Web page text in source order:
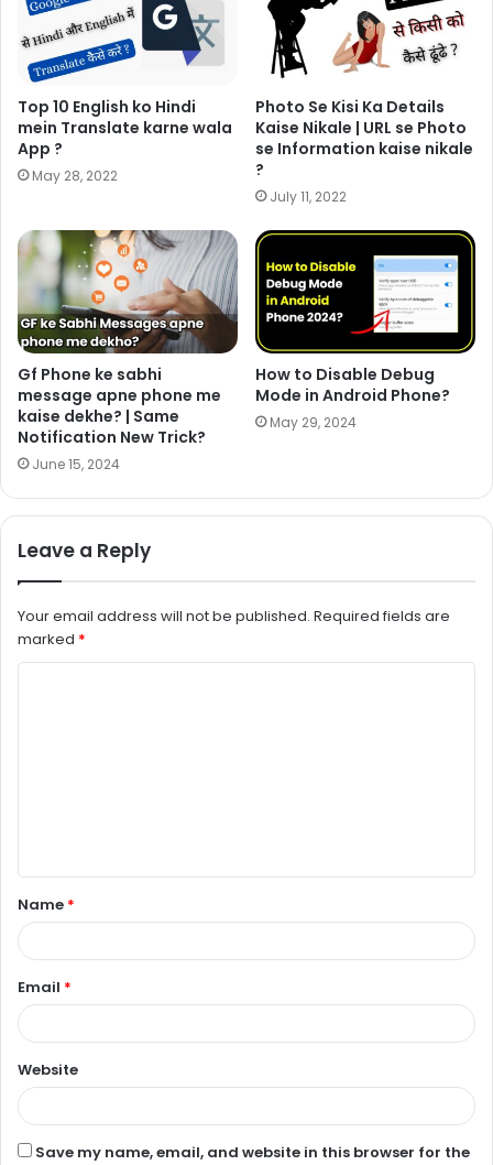
Top 10 English ko Hindi
mein Translate karne wala
App ?
May 28, 2022
Photo Se Kisi Ka Details
Kaise Nikale | URL se Photo
se Information kaise nikale
?
July 11, 2022
Gf Phone ke sabhi
message apne phone me
kaise dekhe? | Same
Notification New Trick?
June 15, 2024
How to Disable Debug
Mode in Android Phone?
May 29, 2024
Leave a Reply
Your email address will not be published. Required fields are
marked *
t
*
Name *
Email *
Website
Save my name, email, and website in this browser for the